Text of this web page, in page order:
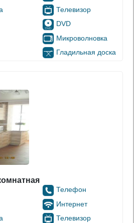
Телевизор
DVD
Микроволновка
Гладильная доска
Телефон
Интернет
Телевизор